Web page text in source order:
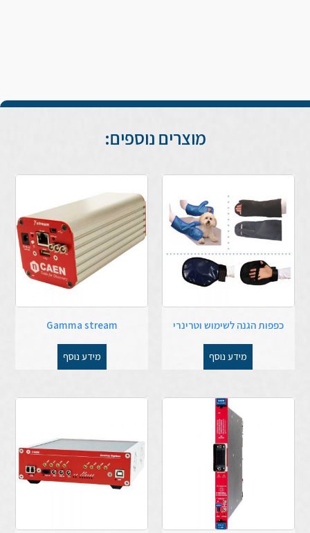
מוצרים נוספים:
כפפות הגנה לשימוש וטרינרי
מידע נוסף
Gamma stream
מידע נוסף